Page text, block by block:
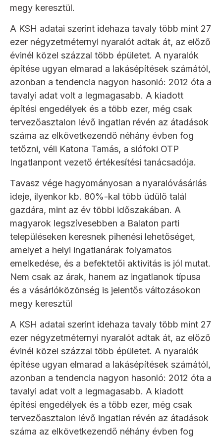
megy keresztül.
A KSH adatai szerint idehaza tavaly több mint 27
ezer négyzetméternyi nyaralót adtak át, az előző
évinél közel százzal több épületet. A nyaralók
építése ugyan elmarad a lakásépítések számától,
azonban a tendencia nagyon hasonló: 2012 óta a
tavalyi adat volt a legmagasabb. A kiadott
építési engedélyek és a több ezer, még csak
tervezőasztalon lévő ingatlan révén az átadások
száma az elkövetkezendő néhány évben fog
tetőzni, véli Katona Tamás, a siófoki OTP
Ingatlanpont vezető értékesítési tanácsadója.
Tavasz vége hagyományosan a nyaralóvásárlás
ideje, ilyenkor kb. 80%-kal több üdülő talál
gazdára, mint az év többi időszakában. A
magyarok legszívesebben a Balaton parti
településeken keresnek pihenési lehetőséget,
amelyet a helyi ingatlanárak folyamatos
emelkedése, és a befektetői aktivitás is jól mutat.
Nem csak az árak, hanem az ingatlanok típusa
és a vásárlóközönség is jelentős változásokon
megy keresztül
A KSH adatai szerint idehaza tavaly több mint 27
ezer négyzetméternyi nyaralót adtak át, az előző
évinél közel százzal több épületet. A nyaralók
építése ugyan elmarad a lakásépítések számától,
azonban a tendencia nagyon hasonló: 2012 óta a
tavalyi adat volt a legmagasabb. A kiadott
építési engedélyek és a több ezer, még csak
tervezőasztalon lévő ingatlan révén az átadások
száma az elkövetkezendő néhány évben fog